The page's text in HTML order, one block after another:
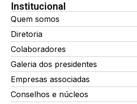
Institucional
Quem somos
Diretoria
Colaboradores
Galeria dos presidentes
Empresas associadas
Conselhos e núcleos